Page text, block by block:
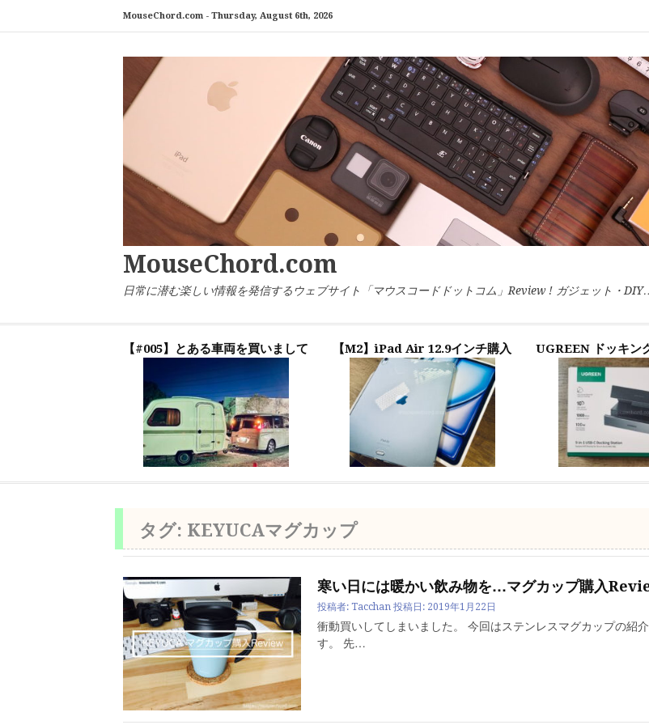
MouseChord.com - Thursday, August 6th, 2026
MouseChord.com
日常に潜む楽しい情報を発信するウェブサイト「マウスコードドットコム」Review ! ガジェット・
【#005】とある車両を買いまして 【M2】iPad Air 12.9インチ購入 UGREEN ドッキン
タグ: KEYUCAマグカップ
寒い日には暖かい飲み物を…マグカップ購入
投稿者: Tacchan 投稿日: 2019年1月22日
衝動買いしてしまいました。 今回はステンレスマグカップの紹
す。 先…